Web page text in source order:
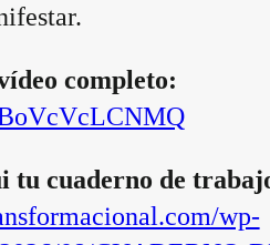
completo:
tu cuaderno de
wp-